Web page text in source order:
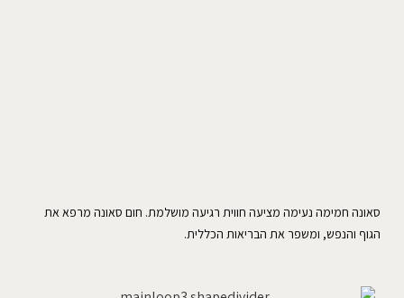
סאונה חמימה נעימה מציעה חווית רגיעה מושלמת. חום סאונה מרפא את
הגוף והנפש, ומשפר את הבריאות הכללית.